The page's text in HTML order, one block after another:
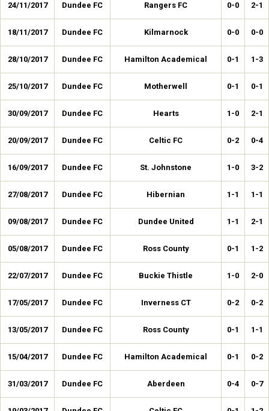
24/11/2017 Dundee FC Rangers FC 0-0 2-1
18/11/2017 Dundee FC Kilmarnock 0-0 0-0
28/10/2017 Dundee FC Hamilton Academical 0-1 1-3
25/10/2017 Dundee FC Motherwell 0-1 0-1
30/09/2017 Dundee FC Hearts 1-0 2-1
20/09/2017 Dundee FC Celtic FC 0-2 0-4
16/09/2017 Dundee FC St. Johnstone 1-0 3-2
27/08/2017 Dundee FC Hibernian 1-1 1-1
09/08/2017 Dundee FC Dundee United 1-1 2-1
05/08/2017 Dundee FC Ross County 0-1 1-2
22/07/2017 Dundee FC Buckie Thistle 1-0 2-0
17/05/2017 Dundee FC Inverness CT 0-2 0-2
13/05/2017 Dundee FC Ross County 0-1 1-1
15/04/2017 Dundee FC Hamilton Academical 0-1 0-2
31/03/2017 Dundee FC Aberdeen 0-4 0-7